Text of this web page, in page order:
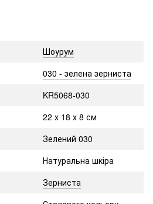
Шоурум
030 - зелена зерниста
KR5068-030
22 х 18 х 8 см
Зелений 030
Натуральна шкіра
Зерниста